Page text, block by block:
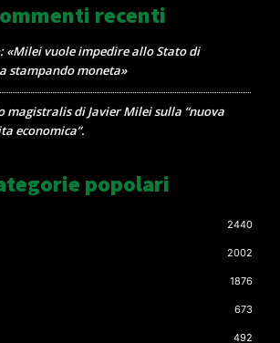
recenti
«Milei vuole impedire allo Stato di
stampando moneta»
magistralis di Javier Milei sulla “nuova
economica”.
popolari
2440
2002
1876
673
492